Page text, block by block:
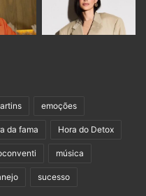
emoções
da fama Hora do Detox
música
sucesso